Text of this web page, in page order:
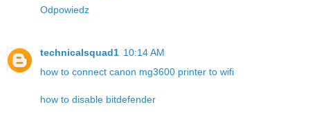
Odpowiedz
technicalsquad1 10:14 AM
how to connect canon mg3600 printer to wifi
how to disable bitdefender